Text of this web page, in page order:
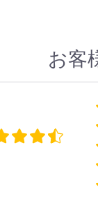
お客